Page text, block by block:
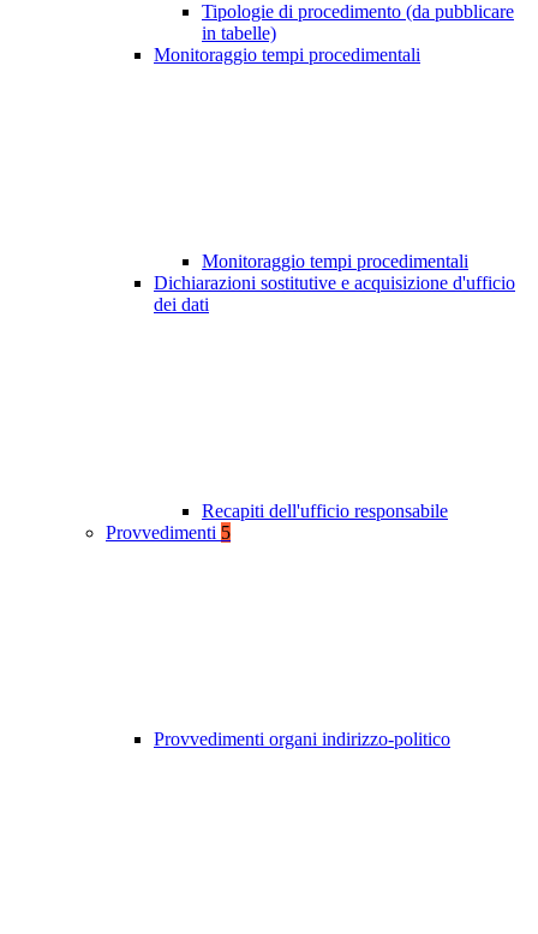
Tipologie di procedimento (da pubblicare
in tabelle)
Monitoraggio tempi procedimentali
Monitoraggio tempi procedimentali
Dichiarazioni sostitutive e acquisizione d'ufficio
dei dati
Recapiti dell'ufficio responsabile
Provvedimenti 5
Provvedimenti organi indirizzo-politico